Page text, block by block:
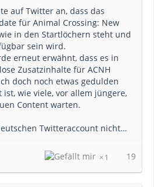
auf Twitter an, dass das
für Animal Crossing: New
in den Startlöchern steht und
sein wird.
erneut erwähnt, dass es in
Zusatzinhalte für ACNH
doch noch etwas gedulden
wie viele, vor allem jüngere,
Content warten.
Twitteraccount nicht…
1 19